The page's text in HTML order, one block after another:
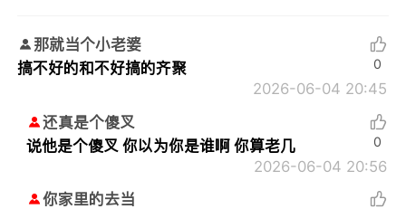
那就当个小老婆
搞不好的和不好搞的齐聚
2026-06-04 20:45
0
还真是个傻叉
说他是个傻叉 你以为你是谁啊 你算老几
2026-06-04 20:56
0
你家里的去当